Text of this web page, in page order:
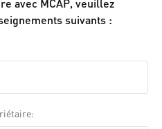
avec MCAP, veuillez
suivants :